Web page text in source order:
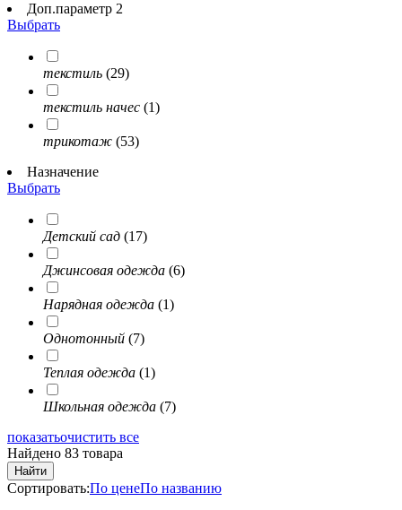
Доп.параметр 2
Выбрать
текстиль (29)
текстиль начес (1)
трикотаж (53)
Назначение
Выбрать
Детский сад (17)
Джинсовая одежда (6)
Нарядная одежда (1)
Однотонный (7)
Теплая одежда (1)
Школьная одежда (7)
показатьочистить все
Найдено 83 товара
Найти
Сортировать:По ценеПо названию